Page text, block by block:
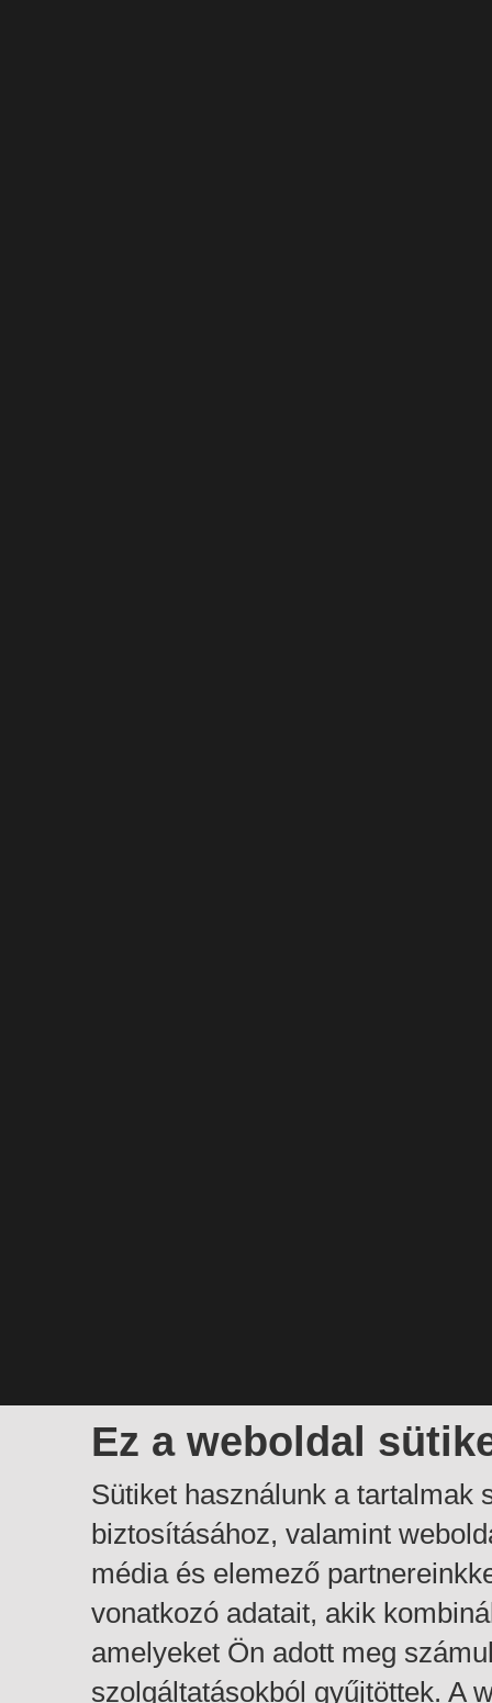
Ez a weboldal
Sütiket használunk a tartalmak
biztosításához, valamint
média és elemező
vonatkozó adatait, akik
amelyeket Ön adott meg
szolgáltatásokból gyűjtöttek. A